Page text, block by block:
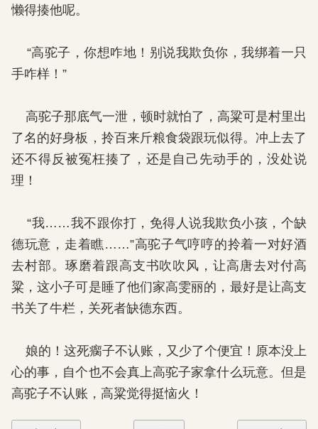
懒得揍他呢。
“高驼子，你想咋地！别说我欺负你，我绑着一只
手咋样！”
高驼子那底气一泄，顿时就怕了，高粱可是村里出
了名的好身板，拎百来斤粮食袋跟玩似得。冲上去了
还不得反被冤枉揍了，还是自己先动手的，没处说
理！
“我……我不跟你打，免得人说我欺负小孩，个缺
德玩意，走着瞧……”高驼子气哼哼的拎着一对好酒
去村部。琢磨着跟高支书吹吹风，让高唐去对付高
粱，这小子可是睡了他们家高雯丽的，最好是让高支
书关了牛栏，关死者缺德东西。
娘的！这死瘸子不认账，又少了个便宜！原本没上
心的事，自个也不会真上高驼子家拿什么玩意。但是
高驼子不认账，高粱觉得挺恼火！